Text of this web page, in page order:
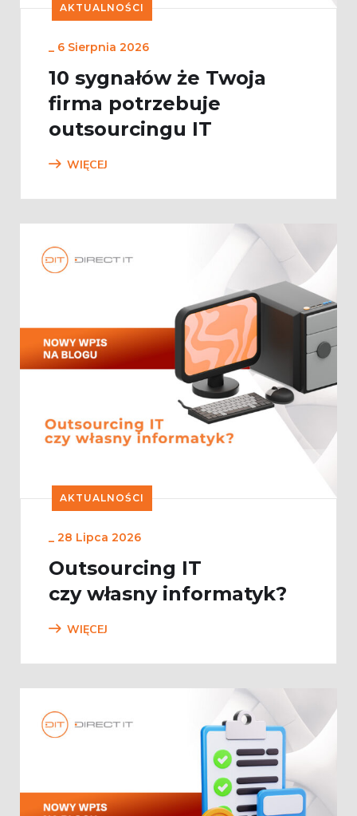
AKTUALNOŚCI
_ 6 Sierpnia 2026
10 sygnałów że Twoja
firma potrzebuje
outsourcingu IT
WIĘCEJ
AKTUALNOŚCI
_ 28 Lipca 2026
Outsourcing IT
czy własny informatyk?
WIĘCEJ